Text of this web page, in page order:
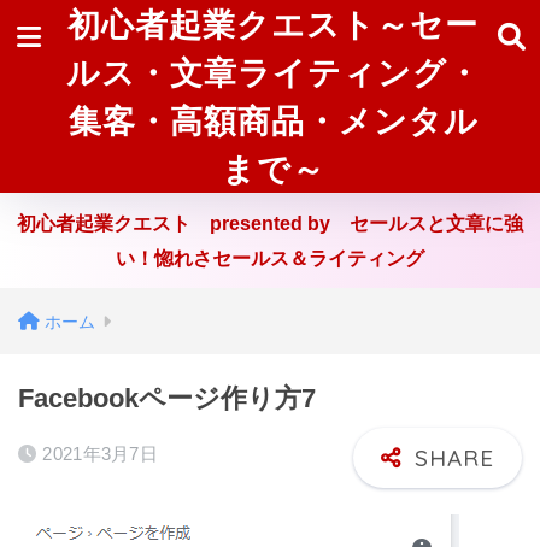
初心者起業クエスト～セー
ルス・文章ライティング・
集客・高額商品・メンタル
まで～
初心者起業クエスト presented by セールスと文章に強
い！惚れさセールス＆ライティング
ホーム
Facebookページ作り方7
2021年3月7日